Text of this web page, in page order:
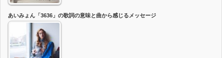
あいみょん「3636」の歌詞の意味と曲から感じるメッセージ